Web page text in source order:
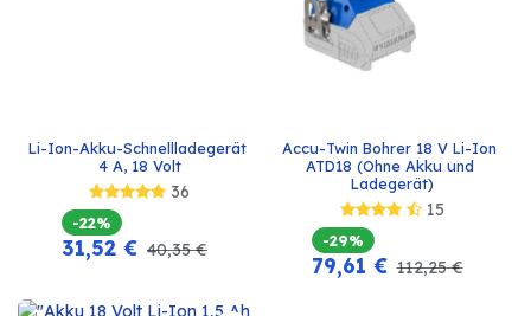
Li-Ion-Akku-Schnellladegerät
4 A, 18 Volt
36
-22%
31,52 € 40,35€
Accu-Twin Bohrer 18 V Li-Ion
ATD18 (Ohne Akku und
Ladegerät)
15
-29%
79,61 € 112,25€